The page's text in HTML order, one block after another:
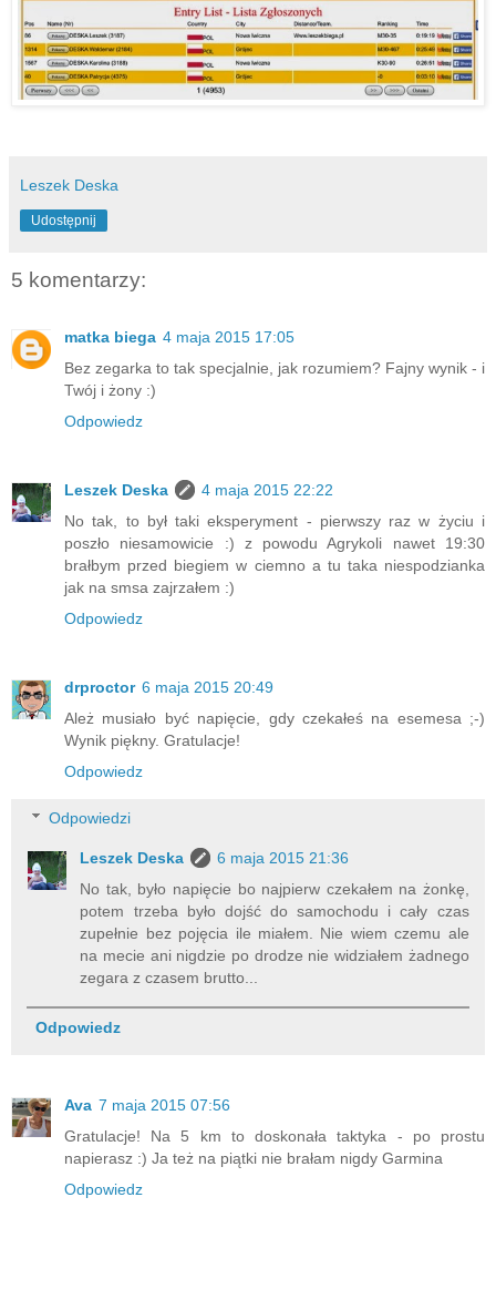
Leszek Deska
Udostępnij
5 komentarzy:
matka biega 4 maja 2015 17:05
Bez zegarka to tak specjalnie, jak rozumiem? Fajny wynik - i
Twój i żony :)
Odpowiedz
Leszek Deska
4 maja 2015 22:22
No tak, to był taki eksperyment - pierwszy raz w życiu i
poszło niesamowicie :) z powodu Agrykoli nawet 19:30
brałbym przed biegiem w ciemno a tu taka niespodzianka
jak na smsa zajrzałem :)
Odpowiedz
drproctor 6 maja 2015 20:49
Ależ musiało być napięcie, gdy czekałeś na esemesa ;-)
Wynik piękny. Gratulacje!
Odpowiedz
Odpowiedzi
Leszek Deska
6 maja 2015 21:36
No tak, było napięcie bo najpierw czekałem na żonkę,
potem trzeba było dojść do samochodu i cały czas
zupełnie bez pojęcia ile miałem. Nie wiem czemu ale
na mecie ani nigdzie po drodze nie widziałem żadnego
zegara z czasem brutto...
Odpowiedz
Ava 7 maja 2015 07:56
Gratulacje! Na 5 km to doskonała taktyka - po prostu
napierasz :) Ja też na piątki nie brałam nigdy Garmina
Odpowiedz